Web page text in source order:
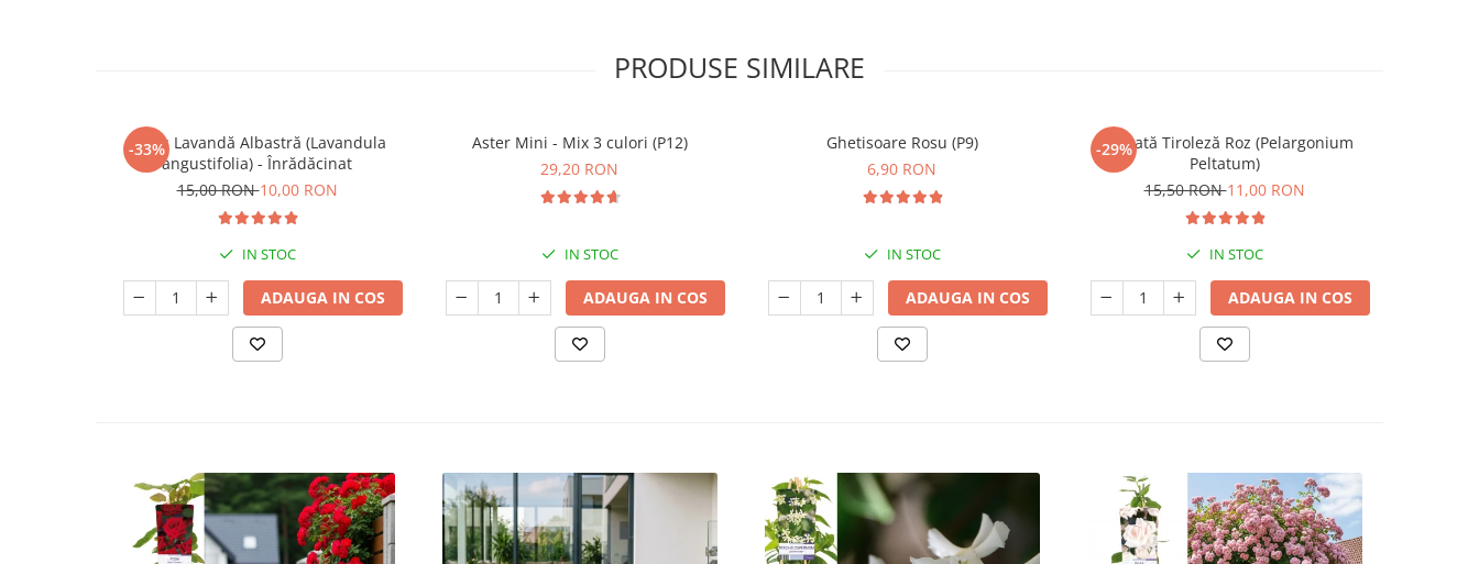
PRODUSE SIMILARE
-33%
Butaș Lavandă Albastră (Lavandula
angustifolia) - Înrădăcinat
15,00 RON10,00 RON
IN STOC
ADAUGA IN COS
Aster Mini - Mix 3 culori (P12)
29,20 RON
IN STOC
ADAUGA IN COS
Ghetisoare Rosu (P9)
6,90 RON
IN STOC
ADAUGA IN COS
-29%
Mușcată Tiroleză Roz (Pelargonium
Peltatum)
15,50 RON11,00 RON
IN STOC
ADAUGA IN COS